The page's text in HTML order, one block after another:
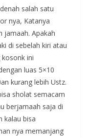
salah satu
nya, Katanya
jamaah. Apakah
di sebelah kiri atau
ini
luas 5×10
kurang lebih Ustz.
sholat semacam
berjamaah saja di
kalau bisa
nya memanjang